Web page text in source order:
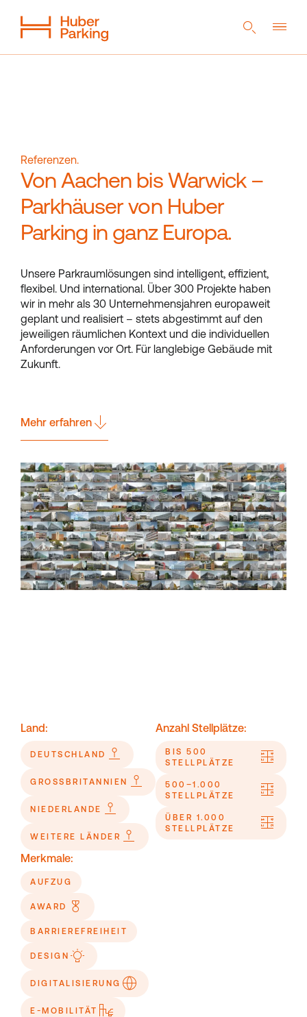
Magazin Kontakt
Downloads
Referenzen.
Von Aachen bis Warwick –
Parkhäuser von Huber
Parking in ganz Europa.
Unsere Parkraumlösungen sind intelligent, effizient,
flexibel. Und international. Über 300 Projekte haben
wir in mehr als 30 Unternehmensjahren europaweit
geplant und realisiert – stets abgestimmt auf den
jeweiligen räumlichen Kontext und die individuellen
Anforderungen vor Ort. Für langlebige Gebäude mit
Zukunft.
Mehr erfahren
Land:
DEUTSCHLAND
GROSSBRITANNIEN
NIEDERLANDE
WEITERE LÄNDER
Anzahl Stellplätze:
BIS 500
STELLPLÄTZE
500–1.000
STELLPLÄTZE
ÜBER 1.000
STELLPLÄTZE
Merkmale:
AUFZUG
AWARD
BARRIEREFREIHEIT
DESIGN
DIGITALISIERUNG
E-MOBILITÄT